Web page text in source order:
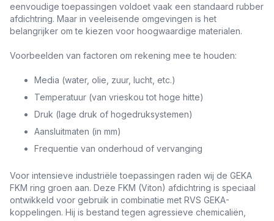
eenvoudige toepassingen voldoet vaak een standaard rubber
afdichtring. Maar in veeleisende omgevingen is het
belangrijker om te kiezen voor hoogwaardige materialen.
Voorbeelden van factoren om rekening mee te houden:
Media (water, olie, zuur, lucht, etc.)
Temperatuur (van vrieskou tot hoge hitte)
Druk (lage druk of hogedruksystemen)
Aansluitmaten (in mm)
Frequentie van onderhoud of vervanging
Voor intensieve industriële toepassingen raden wij de GEKA
FKM ring groen aan. Deze FKM (Viton) afdichtring is speciaal
ontwikkeld voor gebruik in combinatie met RVS GEKA-
koppelingen. Hij is bestand tegen agressieve chemicaliën,